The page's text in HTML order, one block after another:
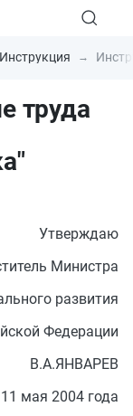
Инструкция
труда
Утверждаю
Министра
развития
Федерации
В.А.ЯНВАРЕВ
11 мая 2004 года